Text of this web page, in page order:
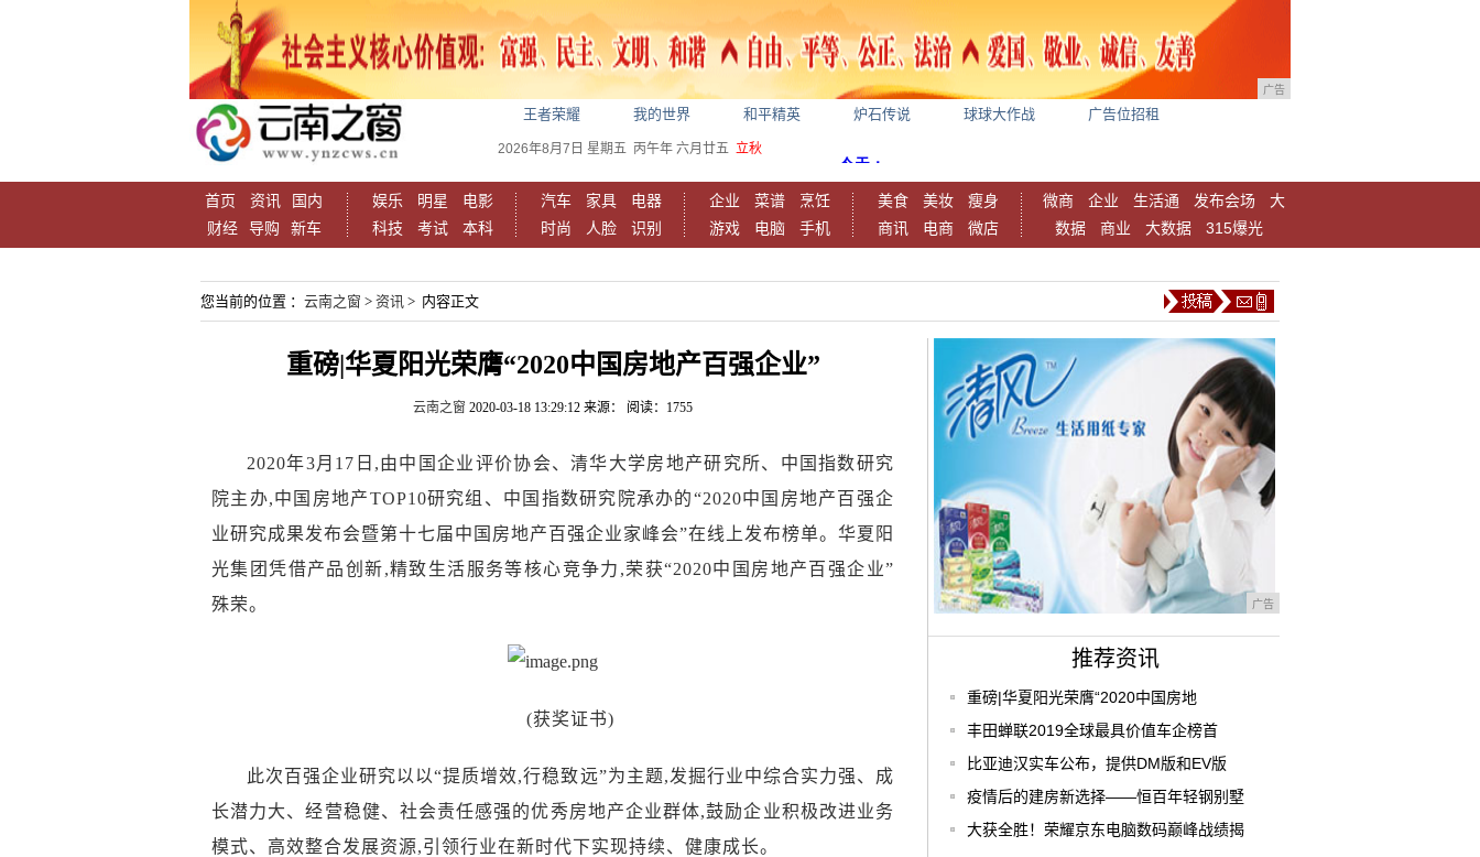
广告
王者荣耀 我的世界 和平精英 炉石传说 球球大作战 广告位招租
2026年8月7日 星期五 丙午年 六月廿五 立秋
首页 资讯
国内
财经
导购 新车
娱乐 明星
电影
科技
考试 本科
汽车 家具
电器
时尚
人脸 识别
企业 菜谱
烹饪
游戏
电脑 手机
美食 美妆
瘦身
商讯
电商 微店
微商 企业 生活通 发布会场
大
数据
商业 大数据 315爆光
您当前的位置 ： 云南之窗 > 资讯 > 内容正文
重磅|华夏阳光荣膺“2020中国房地产百强企业”
云南之窗 2020-03-18 13:29:12 来源： 阅读：1755
2020年3月1 7 日,由中国企业评价协会、清华大学房地产研究所、中国指数研究
院主办,中国房地产TOP10研究组、中国指数研究院承办的“2020中国房地产百强企
业研究成果发布会暨第十七届中国房地产百强企业家峰会”在线上发布榜单。 华夏阳
光集团凭借产品创新,精致生活服务等核心竞争力,荣获“2020中国房地产百强企业”
殊荣。
(获奖证书)
此次百强企业研究以以“提质增效,行稳致远”为主题,发掘行业中综合实力强、成
长潜力大、经营稳健、社会责任感强的优秀房地产企业群体,鼓励企业积极改进业务
模式、高效整合发展资源,引领行业在新时代下实现持续、健康成长。
广告
推荐资讯
重磅|华夏阳光荣膺“2020中国房地
丰田蝉联2019全球最具价值车企榜首
比亚迪汉实车公布，提供DM版和EV版
疫情后的建房新选择——恒百年轻钢别墅
大获全胜！荣耀京东电脑数码巅峰战绩揭